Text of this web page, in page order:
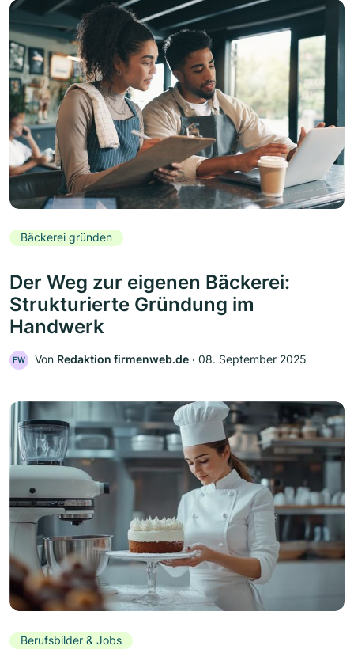
Bäckerei gründen
Der Weg zur eigenen Bäckerei:
Strukturierte Gründung im
Handwerk
FW Von Redaktion firmenweb.de ‧ 08. September 2025
Berufsbilder & Jobs